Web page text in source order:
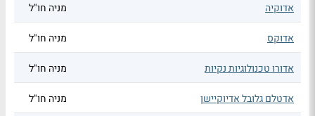
אדוקיה מניה חו"ל
אדוקס מניה חו"ל
אדורו טכנולוגיות נקיות מניה חו"ל
אדטלם גלובל אדיוקיישן מניה חו"ל